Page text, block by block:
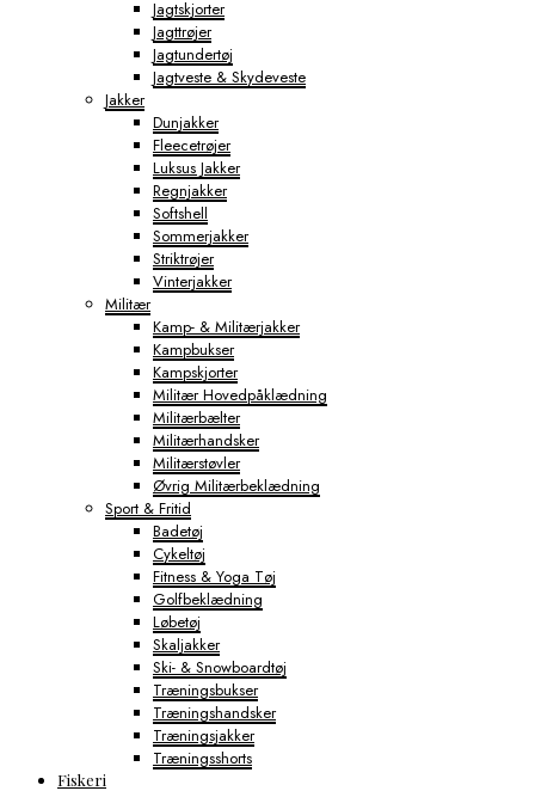
Jagtskjorter
Jagttrøjer
Jagtundertøj
Jagtveste & Skydeveste
Jakker
Dunjakker
Fleecetrøjer
Luksus Jakker
Regnjakker
Softshell
Sommerjakker
Striktrøjer
Vinterjakker
Militær
Kamp- & Militærjakker
Kampbukser
Kampskjorter
Militær Hovedpåklædning
Militærbælter
Militærhandsker
Militærstøvler
Øvrig Militærbeklædning
Sport & Fritid
Badetøj
Cykeltøj
Fitness & Yoga Tøj
Golfbeklædning
Løbetøj
Skaljakker
Ski- & Snowboardtøj
Træningsbukser
Træningshandsker
Træningsjakker
Træningsshorts
Fiskeri